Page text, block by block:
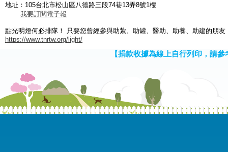
地址：105台北市松山區八德路三段74巷13弄8號1樓
我要訂閱電子報
點光明燈何必排隊！ 只要您曾經參與助紮、助罐、醫助、助養、助建的朋
https://www.tnrtw.org/light/
【捐款收據為線上自行列印，請參